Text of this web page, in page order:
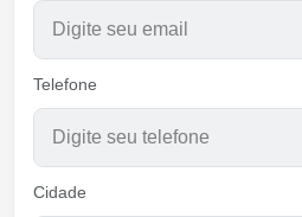
Telefone
Cidade